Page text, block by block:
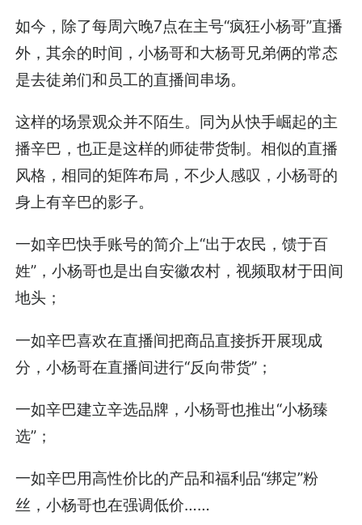
如今，除了每周六晚7点在主号“疯狂小杨哥”直播
外，其余的时间，小杨哥和大杨哥兄弟俩的常态
是去徒弟们和员工的直播间串场。
这样的场景观众并不陌生。同为从快手崛起的主
播辛巴，也正是这样的师徒带货制。相似的直播
风格，相同的矩阵布局，不少人感叹，小杨哥的
身上有辛巴的影子。
一如辛巴快手账号的简介上“出于农民，馈于百
姓”，小杨哥也是出自安徽农村，视频取材于田间
地头；
一如辛巴喜欢在直播间把商品直接拆开展现成
分，小杨哥在直播间进行“反向带货”；
一如辛巴建立辛选品牌，小杨哥也推出“小杨臻
选”；
一如辛巴用高性价比的产品和福利品“绑定”粉
丝，小杨哥也在强调低价……